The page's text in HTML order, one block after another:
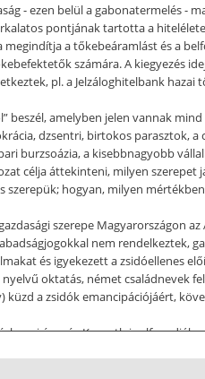
- ezen belül a gabonatermelés -
pontjának tartotta a
a tőkebeáramlást és a
számára. A kiegyezés
pl. a Jelzáloghitelbank hazai
amelyben jelen vannak
dzsentri, birtokos parasztok,
burzsoázia, a kisebbnagyobb
célja áttekinteni, milyen
hogyan, milyen
szerepe
nem rendelkeztek,
és igyekezett a
oktatás, német családnevek
küzd a zsidók emancipációjáért,
és még Kossuth is